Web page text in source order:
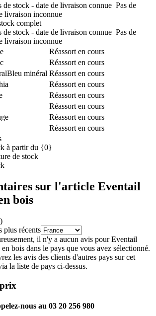
de stock - date de livraison connue Pas de
livraison inconnue
complet
de stock - date de livraison connue Pas de
livraison inconnue
Réassort en cours
Réassort en cours
Bleu minéral Réassort en cours
Réassort en cours
Réassort en cours
Réassort en cours
Réassort en cours
Réassort en cours
à partir du {0}
de stock
sur l'article Eventail
bois
plus récents
il n'y a aucun avis pour Eventail
bois dans le pays que vous avez sélectionné.
les avis des clients d'autres pays sur cet
la liste de pays ci-dessus.
nous au 03 20 256 980